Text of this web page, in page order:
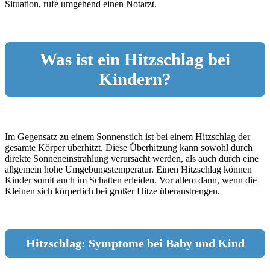
Situation, rufe umgehend einen Notarzt.
Was ist ein Hitzschlag bei
Kindern?
Im Gegensatz zu einem Sonnenstich ist bei einem Hitzschlag der
gesamte Körper überhitzt. Diese Überhitzung kann sowohl durch
direkte Sonneneinstrahlung verursacht werden, als auch durch eine
allgemein hohe Umgebungstemperatur. Einen Hitzschlag können
Kinder somit auch im Schatten erleiden. Vor allem dann, wenn die
Kleinen sich körperlich bei großer Hitze überanstrengen.
Hitzschlag: Symptome bei Baby und Kind